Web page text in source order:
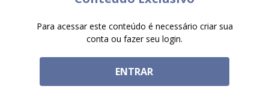
Participe da enquete do Balanço Geral com Eleandro
Para acessar este conteúdo é necessário criar sua
conta ou fazer seu login.
ENTRAR